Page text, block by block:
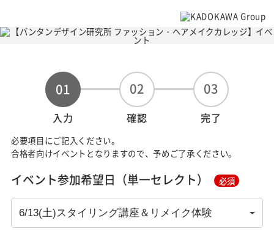
01
入力
02
確認
03
完了
必要項目にご記入ください。
合格者向けイベントとなりますので、予めご了承ください。
イベント参加希望日（単一セレクト） 必須